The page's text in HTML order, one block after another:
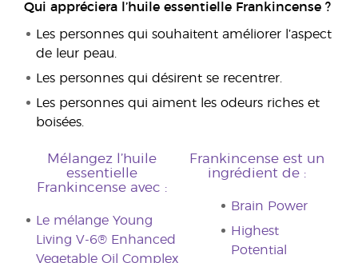
Qui appréciera l’huile essentielle Frankincense ?
Les personnes qui souhaitent améliorer l’aspect
de leur peau.
Les personnes qui désirent se recentrer.
Les personnes qui aiment les odeurs riches et
boisées.
Mélangez l’huile
essentielle
Frankincense avec :
Le mélange Young
Living V-6® Enhanced
Vegetable Oil Complex
Frankincense est un
ingrédient de :
Brain Power
Highest
Potential